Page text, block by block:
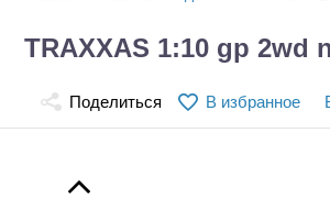
Автомодели
Игрушки
TRAXXAS 1:10 gp 2wd
Поделиться
В избранное